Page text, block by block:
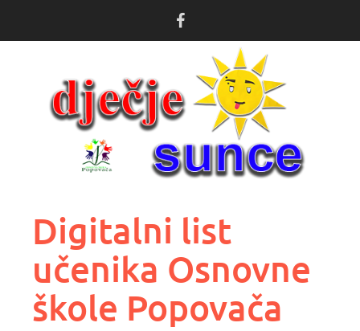
Digitalni list
učenika Osnovne
škole Popovača